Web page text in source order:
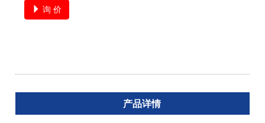
询 价
产品详情